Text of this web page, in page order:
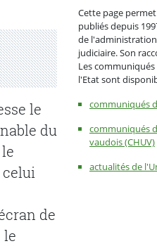
le
du
de
le
Cette page
publiés depuis
de
judiciaire. Son
Les
l'Etat sont
communiqués
communiqués
vaudois (CHUV)
actualités de